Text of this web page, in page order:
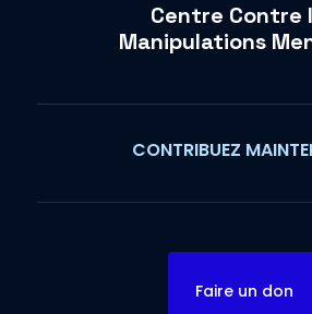
Centre Contre
Manipulations
CONTRIBUEZ
Faire un don